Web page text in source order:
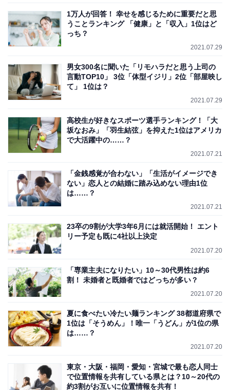
1万人が回答！ 幸せを感じるために重要だと思
うことランキング 「健康」と「収入」1位はど
っち？
2021.07.29
男女300名に聞いた「リモハラだと思う上司の
言動TOP10」 3位「体型イジリ」2位「部屋映し
て」 1位は？
2021.07.29
高校生が好きなスポーツ選手ランキング！「大
坂なおみ」「羽生結弦」を抑えた1位はアメリカ
で大活躍中の……？
2021.07.21
「金銭感覚が合わない」「生活がイメージでき
ない」恋人との結婚に踏み込めない理由1位
は……？
2021.07.21
23卒の9割が大学3年6月には就活開始！ エント
リー予定も既に4社以上決定
2021.07.20
「専業主夫になりたい」10～30代男性は約6
割！ 未婚者と既婚者ではどっちが多い？
2021.07.20
夏に食べたい冷たい麺ランキング 38都道府県で
1位は「そうめん」！唯一「うどん」が1位の県
は……？
2021.07.20
東京・大阪・福岡・愛知・宮城で最も恋人同士
で位置情報を共有している県とは？10～20代の
約3割がお互いに位置情報を共有！